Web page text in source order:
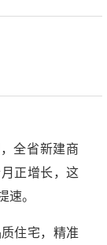
全省新建商
正增长，这
。
住宅，精准